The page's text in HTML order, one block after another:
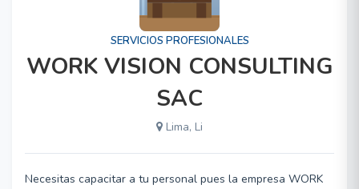
SERVICIOS PROFESIONALES
WORK VISION CONSULTING
SAC
Lima, Li
Necesitas capacitar a tu personal pues la empresa WORK